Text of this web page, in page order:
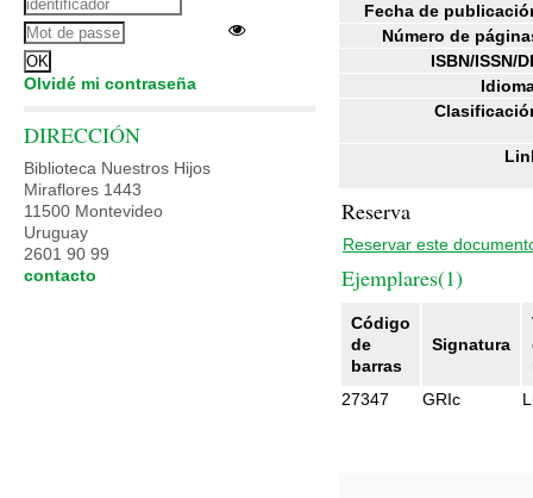
Fecha de
Número de
ISBN/ISSN/
Reserva
Reservar este
Ejemplares(1)
Código
de
barras
Signatura
27347
GRIc
Olvidé mi contraseña
DIRECCIÓN
Biblioteca Nuestros Hijos
Miraflores 1443
11500 Montevideo
Uruguay
2601 90 99
contacto